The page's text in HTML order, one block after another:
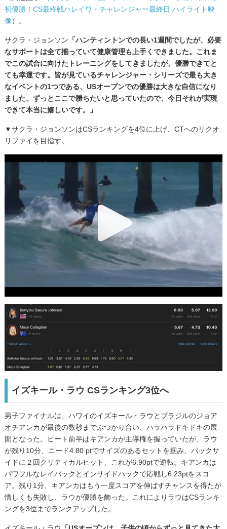
初優勝！CS最終戦ハレイワ・チャレンジャー最終日 ハイライト映
像）。
サクラ・ジョンソン 「ハンティントンでの長い1週間でしたが、必要
なサポートは全て揃っていて健康管理も上手くできました。これま
でこの試合に向けたトレーニングをしてきましたが、優勝できてと
ても幸運です。皆が見ているチャレンジャー・シリーズで最も大き
なイベントの1つである、USオープンでの優勝は大きな自信になり
ました。ずっとここで勝ちたいと思っていたので、今日それが実現
できて本当に嬉しいです。」
▼サクラ・ジョンソンはCSランキングを4位に上げ、CTへのリクオ
リファイを目指す。
イズキール・ラウ CSランキング3位へ
男子ファイナルは、ハワイのイズキール・ラウとブラジルのジョア
オチアンカが最後の数秒までぶつかり合い、ハラハラドキドキの展
開となった。ヒート前半はキアンカが主導権を握っていたが、ラウ
が残り10分、ニード4.80 ptでサイズのあるセットを掴み、バックサ
イドに２回クリティカルヒット、これが6.90ptで逆転。キアンカは
パワフルなレイバックとインサイドハックで応戦し6.23ptをスコ
ア。残り1分、キアンカはもう一度スコアを伸ばすチャンスを得たが
惜しくも失敗し、ラウが優勝を飾った。これによりラウはCSランキ
ングを3位までランクアップした。